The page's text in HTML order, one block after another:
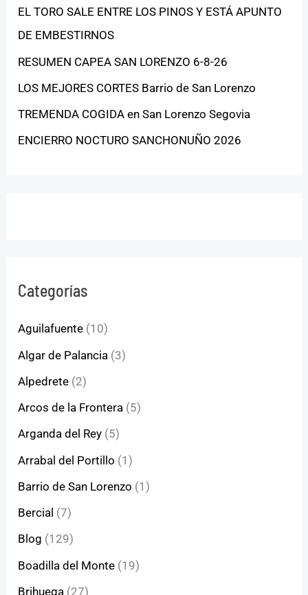
EL TORO SALE ENTRE LOS PINOS Y ESTÁ APUNTO
DE EMBESTIRNOS
RESUMEN CAPEA SAN LORENZO 6-8-26
LOS MEJORES CORTES Barrio de San Lorenzo
TREMENDA COGIDA en San Lorenzo Segovia
ENCIERRO NOCTURO SANCHONUÑO 2026
Categorías
Aguilafuente (10)
Algar de Palancia (3)
Alpedrete (2)
Arcos de la Frontera (5)
Arganda del Rey (5)
Arrabal del Portillo (1)
Barrio de San Lorenzo (1)
Bercial (7)
Blog (129)
Boadilla del Monte (19)
Brihuega (27)